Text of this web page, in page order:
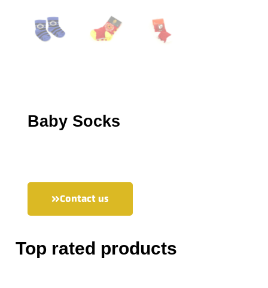
Baby Socks
Contact us
Top rated products